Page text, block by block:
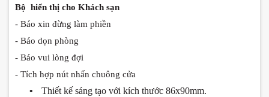
Bộ hiển thị cho Khách sạn
- Báo xin đừng làm phiền
- Báo dọn phòng
- Báo vui lòng đợi
- Tích hợp nút nhấn chuông cửa
• Thiết kế sáng tạo với kích thước 86x90mm.